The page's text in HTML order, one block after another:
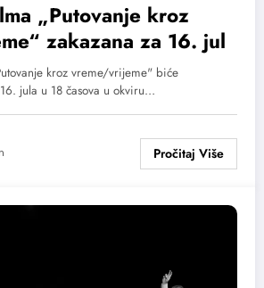
„Putovanje kroz
zakazana za 16. jul
kroz vreme/vrijeme" biće
jula u 18 časova u okviru…